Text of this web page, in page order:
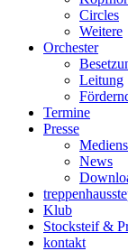
Circles
Weitere
Orchester
Leitung
Termine
Presse
News
Klub
Stocksteif &
kontakt